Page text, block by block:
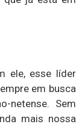
ele, esse líder
em busca
netense. Sem
mais nossa